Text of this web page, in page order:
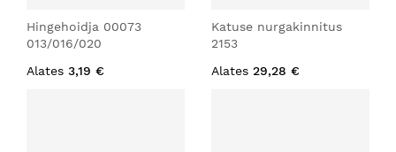
Hingehoidja 00073
013/016/020
Alates 3,19 €
Katuse nurgakinnitus
2153
Alates 29,28 €